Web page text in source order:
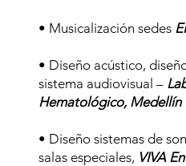
• Musicalización sedes
• Diseño acústico,
sistema audiovisual –
Hematológico, Medellín
• Diseño sistemas de
salas especiales, VIVA